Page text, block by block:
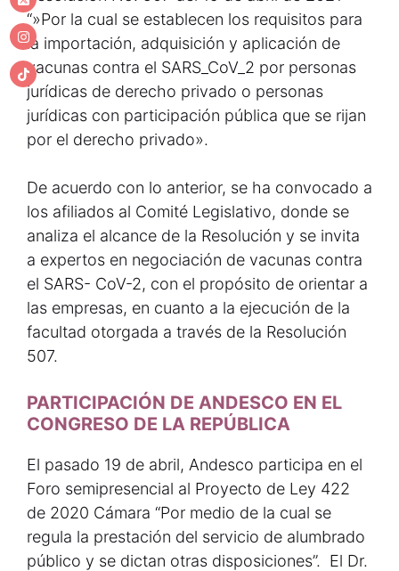
“»Por la cual se establecen los requisitos para
la importación, adquisición y aplicación de
vacunas contra el SARS_CoV_2 por personas
jurídicas de derecho privado o personas
jurídicas con participación pública que se rijan
por el derecho privado».
De acuerdo con lo anterior, se ha convocado a
los afiliados al Comité Legislativo, donde se
analiza el alcance de la Resolución y se invita
a expertos en negociación de vacunas contra
el SARS- CoV-2, con el propósito de orientar a
las empresas, en cuanto a la ejecución de la
facultad otorgada a través de la Resolución
507.
PARTICIPACIÓN DE ANDESCO EN EL
CONGRESO DE LA REPÚBLICA
El pasado 19 de abril, Andesco participa en el
Foro semipresencial al Proyecto de Ley 422
de 2020 Cámara “Por medio de la cual se
regula la prestación del servicio de alumbrado
público y se dictan otras disposiciones”. El Dr.